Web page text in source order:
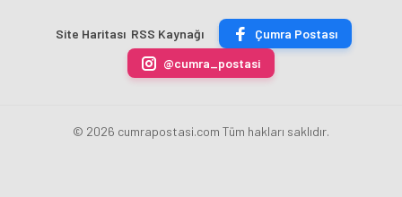
Yükseliyor
Açıkladı
Site Haritası RSS Kaynağı
Çumra Postası
@cumra_postasi
© 2026 cumrapostasi.com Tüm hakları saklıdır.